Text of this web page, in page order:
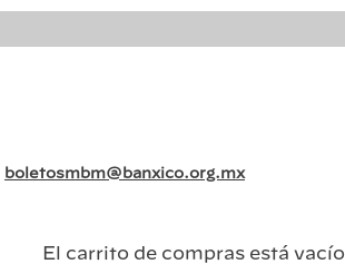
boletosmbm@banxico.org.mx
El carrito de compras está vacío